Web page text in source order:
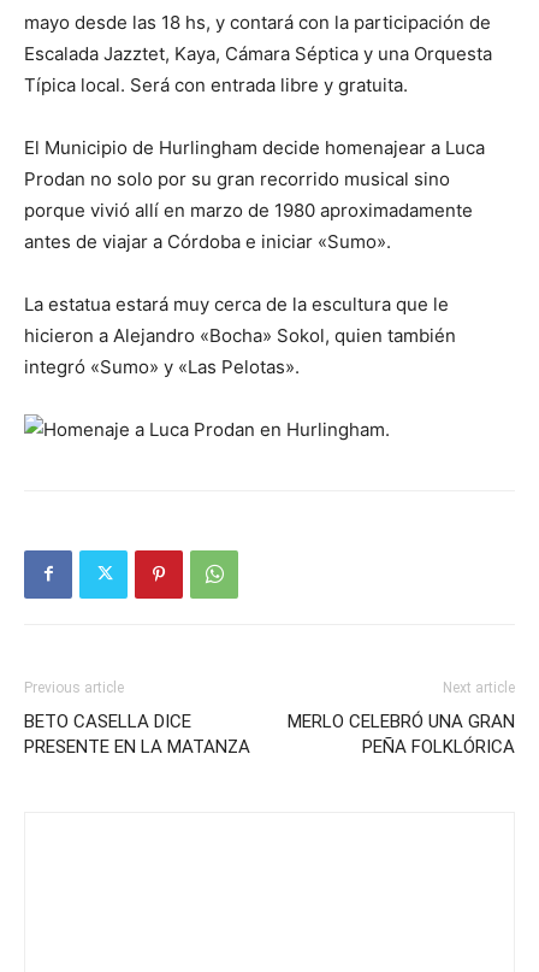
mayo desde las 18 hs, y contará con la participación de
Escalada Jazztet, Kaya, Cámara Séptica y una Orquesta
Típica local. Será con entrada libre y gratuita.
El Municipio de Hurlingham decide homenajear a Luca
Prodan no solo por su gran recorrido musical sino
porque vivió allí en marzo de 1980 aproximadamente
antes de viajar a Córdoba e iniciar «Sumo».
La estatua estará muy cerca de la escultura que le
hicieron a Alejandro «Bocha» Sokol, quien también
integró «Sumo» y «Las Pelotas».
Previous article
BETO CASELLA DICE
PRESENTE EN LA MATANZA
Next article
MERLO CELEBRÓ UNA GRAN
PEÑA FOLKLÓRICA